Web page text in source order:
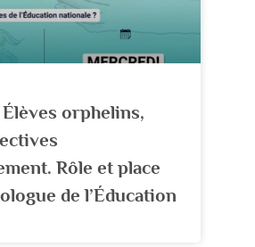
orphelins,
Rôle et place
de l’Éducation